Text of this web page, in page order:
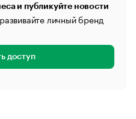
и публикуйте новости
личный бренд
доступ